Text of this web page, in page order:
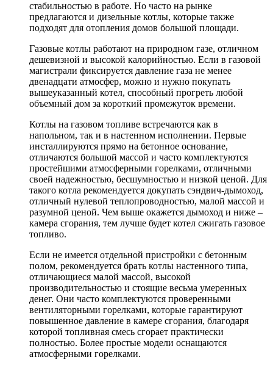
стабильностью в работе. Но часто на рынке
предлагаются и дизельные котлы, которые также
подходят для отопления домов большой площади.
Газовые котлы работают на природном газе, отличном
дешевизной и высокой калорийностью. Если в газовой
магистрали фиксируется давление газа не менее
двенадцати атмосфер, можно и нужно покупать
вышеуказанный котел, способный прогреть любой
объемный дом за короткий промежуток времени.
Котлы на газовом топливе встречаются как в
напольном, так и в настенном исполнении. Первые
инсталлируются прямо на бетонное основание,
отличаются большой массой и часто комплектуются
простейшими атмосферными горелками, отличными
своей надежностью, бесшумностью и низкой ценой. Для
такого котла рекомендуется докупать сэндвич-дымоход,
отличный нулевой теплопроводностью, малой массой и
разумной ценой. Чем выше окажется дымоход и ниже –
камера сгорания, тем лучше будет котел сжигать газовое
топливо.
Если не имеется отдельной пристройки с бетонным
полом, рекомендуется брать котлы настенного типа,
отличающиеся малой массой, высокой
производительностью и стоящие весьма умеренных
денег. Они часто комплектуются проверенными
вентиляторными горелками, которые гарантируют
повышенное давление в камере сгорания, благодаря
которой топливная смесь сгорает практически
полностью. Более простые модели оснащаются
атмосферными горелками.